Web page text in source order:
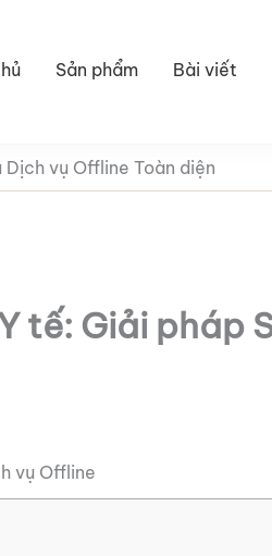
Sản phẩm Bài viết
Dịch vụ Offline Toàn diện
tế: Giải pháp
vụ Offline